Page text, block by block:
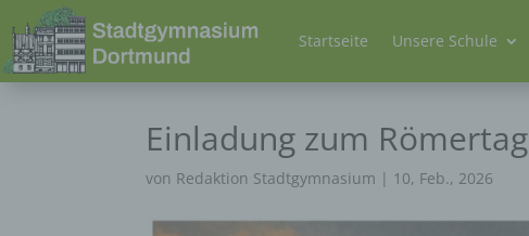
Startseite Unsere Schule
Einladung zum Römertag
von Redaktion Stadtgymnasium | 10, Feb., 2026